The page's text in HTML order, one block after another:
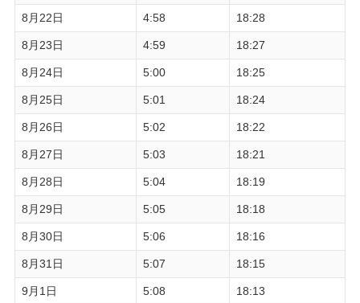
8月22日 4:58 18:28
8月23日 4:59 18:27
8月24日 5:00 18:25
8月25日 5:01 18:24
8月26日 5:02 18:22
8月27日 5:03 18:21
8月28日 5:04 18:19
8月29日 5:05 18:18
8月30日 5:06 18:16
8月31日 5:07 18:15
9月1日 5:08 18:13